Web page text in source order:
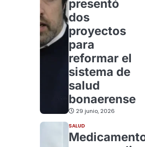
presentó
dos
proyectos
para
reformar el
sistema de
salud
bonaerense
29 junio, 2026
SALUD